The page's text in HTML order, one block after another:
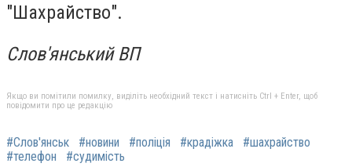
"Шахрайство".
Слов'янський ВП
Якщо ви помітили помилку, виділіть необхідний текст і натисніть Ctrl + Enter, щоб
повідомити про це редакцію
#Слов'янськ #новини #поліція #крадіжка
#шахрайство
#телефон
#судимість